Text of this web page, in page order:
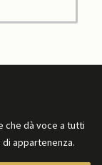
che dà voce a tutti
appartenenza.